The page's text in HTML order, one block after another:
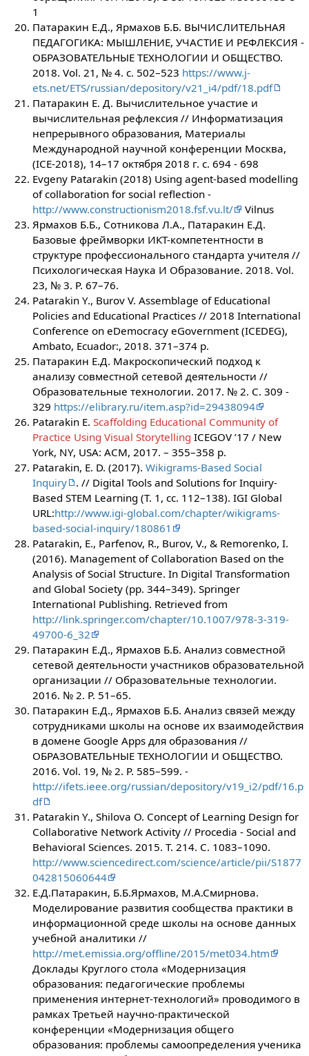
1
Патаракин Е.Д., Ярмахов Б.Б. ВЫЧИСЛИТЕЛЬНАЯ
ПЕДАГОГИКА: МЫШЛЕНИЕ, УЧАСТИЕ И РЕФЛЕКСИЯ -
ОБРАЗОВАТЕЛЬНЫЕ ТЕХНОЛОГИИ И ОБЩЕСТВО.
2018. Vol. 21, № 4. с. 502–523 https://www.j-
ets.net/ETS/russian/depository/v21_i4/pdf/18.pdf
Патаракин Е. Д. Вычислительное участие и
вычислительная рефлексия // Информатизация
непрерывного образования, Материалы
Международной научной конференции Москва,
(ICE-2018), 14–17 октября 2018 г. с. 694 - 698
Evgeny Patarakin (2018) Using agent-based modelling
of collaboration for social reflection -
http://www.constructionism2018.fsf.vu.lt/
Vilnus
Ярмахов Б.Б., Сотникова Л.А., Патаракин Е.Д.
Базовые фреймворки ИКТ-компетентности в
структуре профессионального стандарта учителя //
Психологическая Наука И Образование. 2018. Vol.
23, № 3. P. 67–76.
Patarakin Y., Burov V. Assemblage of Educational
Policies and Educational Practices // 2018 International
Conference on eDemocracy eGovernment (ICEDEG),
Ambato, Ecuador:, 2018. 371–374 p.
Патаракин Е.Д. Макроскопический подход к
анализу совместной сетевой деятельности //
Образовательные технологии. 2017. № 2. С. 309 -
329 https://elibrary.ru/item.asp?id=29438094
Patarakin E. Scaffolding Educational Community of
Practice Using Visual Storytelling ICEGOV ’17 / New
York, NY, USA: ACM, 2017. – 355–358 p.
Patarakin, E. D. (2017). Wikigrams-Based Social
Inquiry
. // Digital Tools and Solutions for Inquiry-
Based STEM Learning (Т. 1, сс. 112–138). IGI Global
URL:http://www.igi-global.com/chapter/wikigrams-
based-social-inquiry/180861
Patarakin, E., Parfenov, R., Burov, V., & Remorenko, I.
(2016). Management of Collaboration Based on the
Analysis of Social Structure. In Digital Transformation
and Global Society (pp. 344–349). Springer
International Publishing. Retrieved from
http://link.springer.com/chapter/10.1007/978-3-319-
49700-6_32
Патаракин Е.Д., Ярмахов Б.Б. Анализ совместной
сетевой деятельности участников образовательной
организации // Образовательные технологии.
2016. № 2. P. 51–65.
Патаракин Е.Д., Ярмахов Б.Б. Анализ связей между
сотрудниками школы на основе их взаимодействия
в домене Google Apps для образования //
ОБРАЗОВАТЕЛЬНЫЕ ТЕХНОЛОГИИ И ОБЩЕСТВО.
2016. Vol. 19, № 2. P. 585–599. -
http://ifets.ieee.org/russian/depository/v19_i2/pdf/16.p
df
Patarakin Y., Shilova O. Concept of Learning Design for
Collaborative Network Activity // Procedia - Social and
Behavioral Sciences. 2015. Т. 214. С. 1083–1090.
http://www.sciencedirect.com/science/article/pii/S1877
042815060644
Е.Д.Патаракин, Б.Б.Ярмахов, М.А.Смирнова.
Моделирование развития сообщества практики в
информационной среде школы на основе данных
учебной аналитики //
http://met.emissia.org/offline/2015/met034.htm
Доклады Круглого стола «Модернизация
образования: педагогические проблемы
применения интернет-технологий» проводимого в
рамках Третьей научно-практической
конференции «Модернизация общего
образования: проблемы самоопределения ученика